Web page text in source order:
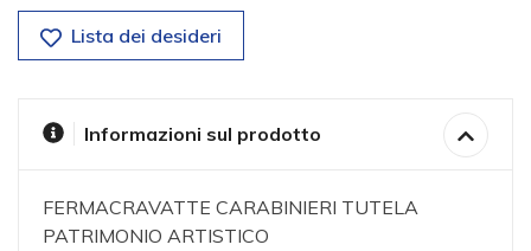
Lista dei desideri
Informazioni sul prodotto
FERMACRAVATTE CARABINIERI TUTELA
PATRIMONIO ARTISTICO